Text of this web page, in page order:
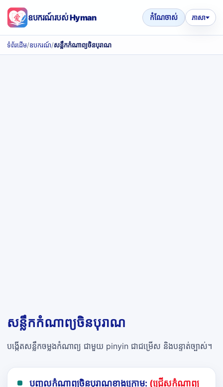
ឧបករណ៍របស់ Hyman កំណែចាស់ ភាសា
ទំព័រដើម/ឧបករណ៍/សន្លឹកកំណាព្យចិនបុរាណ
សន្លឹកកំណាព្យចិនបុរាណ
បង្កើតសន្លឹកចម្លងកំណាព្យ ជាមួយ pinyin ជាជម្រើស និងបន្ទាត់ច្បាស់។
បញ្ចូលកំណាព្យចិនបុរាណខាងក្រោម: (ជ្រើសកំណាព្យ